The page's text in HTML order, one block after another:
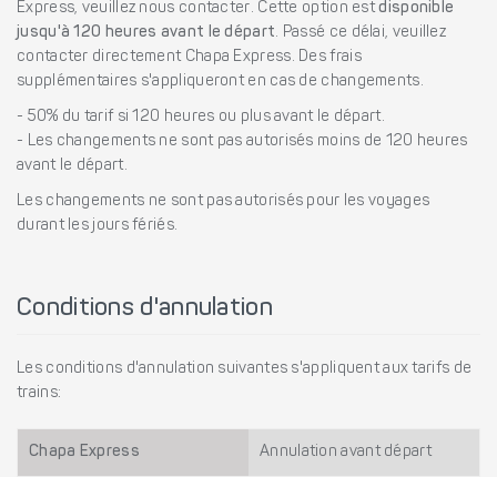
Express, veuillez nous contacter. Cette option estdisponible
jusqu'à 120 heures avant le départ. Passé ce délai, veuillez
contacter directement Chapa Express. Des frais
supplémentaires s'appliqueront en cas de changements.
- 50% du tarif si 120 heures ou plus avant le départ.
- Les changements ne sont pas autorisés moins de 120 heures
avant le départ.
Les changements ne sont pas autorisés pour les voyages
durant les jours fériés.
Conditions d'annulation
Les conditions d'annulation suivantes s'appliquent aux tarifs de
trains:
Chapa Express Annulation avant départ